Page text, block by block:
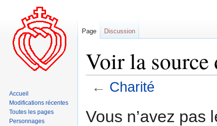
Voir la source
← Charité
àà
Vous n’avez pas
Page Discussion
Accueil
Modifications récentes
Toutes les pages
Personnages